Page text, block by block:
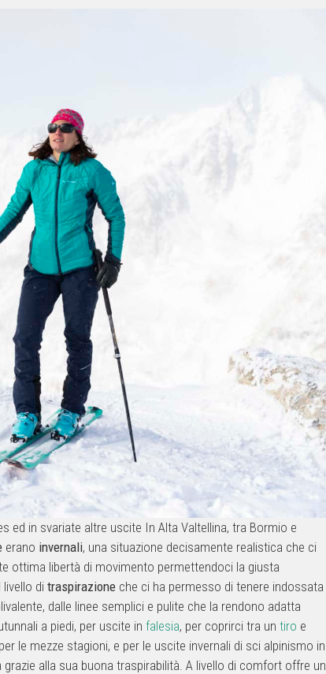
ed in svariate altre uscite In Alta Valtellina, tra Bormio e
erano invernali, una situazione decisamente realistica che ci
ottima libertà di movimento permettendoci la giusta
di traspirazione che ci ha permesso di tenere indossata
dalle linee semplici e pulite che la rendono adatta
a piedi, per uscite in falesia, per coprirci tra un tiro e
le mezze stagioni, e per le uscite invernali di sci alpinismo in
alla sua buona traspirabilità. A livello di comfort offre un